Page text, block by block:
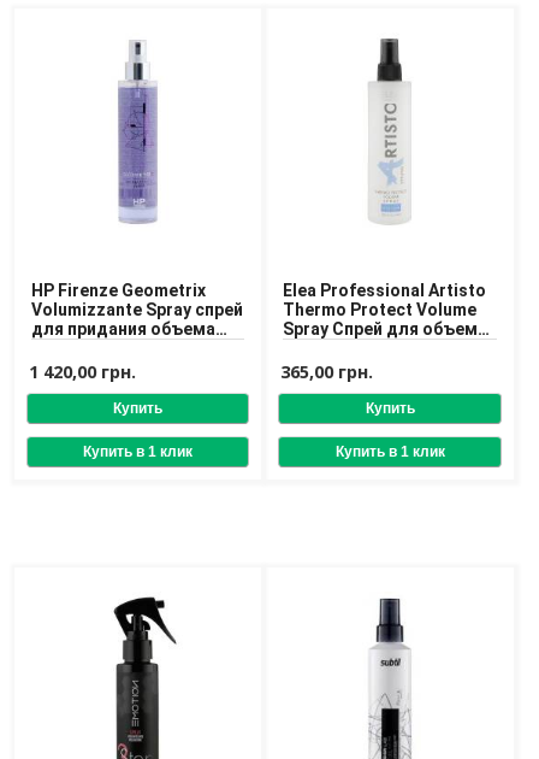
Уход для ног
Уход для рук
Мужчинам
Для бороды и усов
Наборы косметики для мужчин
Уход для тела
Уход за мужскими волосами
Бренды
О Магазине
Каталог
Возврат товара
HP Firenze Geometrix
Volumizzante Spray спрей
для придания объема
1 420,00 грн.
Elea Professional Artisto
Thermo Protect Volume
Spray Спрей для объема
365,00 грн.